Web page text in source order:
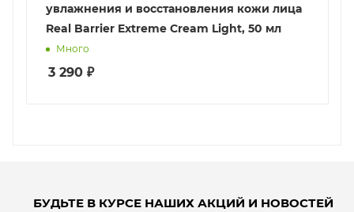
увлажнения и восстановления кожи лица
Real Barrier Extreme Cream Light, 50 мл
Много
3 290 ₽
БУДЬТЕ В КУРСЕ НАШИХ АКЦИЙ И НОВОСТЕЙ